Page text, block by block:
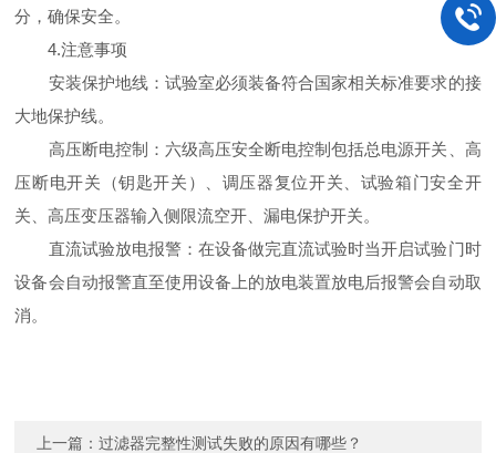
分，确保安全。
4.注意事项
安装保护地线：试验室必须装备符合国家相关标准要求的接
大地保护线。
高压断电控制：六级高压安全断电控制包括总电源开关、高
压断电开关（钥匙开关）、调压器复位开关、试验箱门安全开
关、高压变压器输入侧限流空开、漏电保护开关。
直流试验放电报警：在设备做完直流试验时当开启试验门时
设备会自动报警直至使用设备上的放电装置放电后报警会自动取
消。
上一篇：过滤器完整性测试失败的原因有哪些？